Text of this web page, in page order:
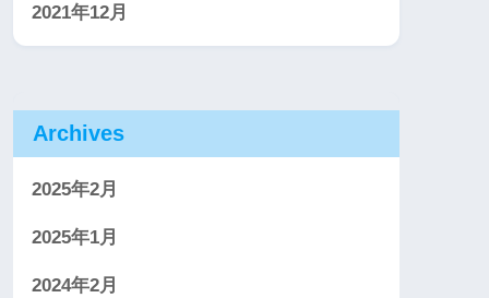
2021年12月
Archives
2025年2月
2025年1月
2024年2月